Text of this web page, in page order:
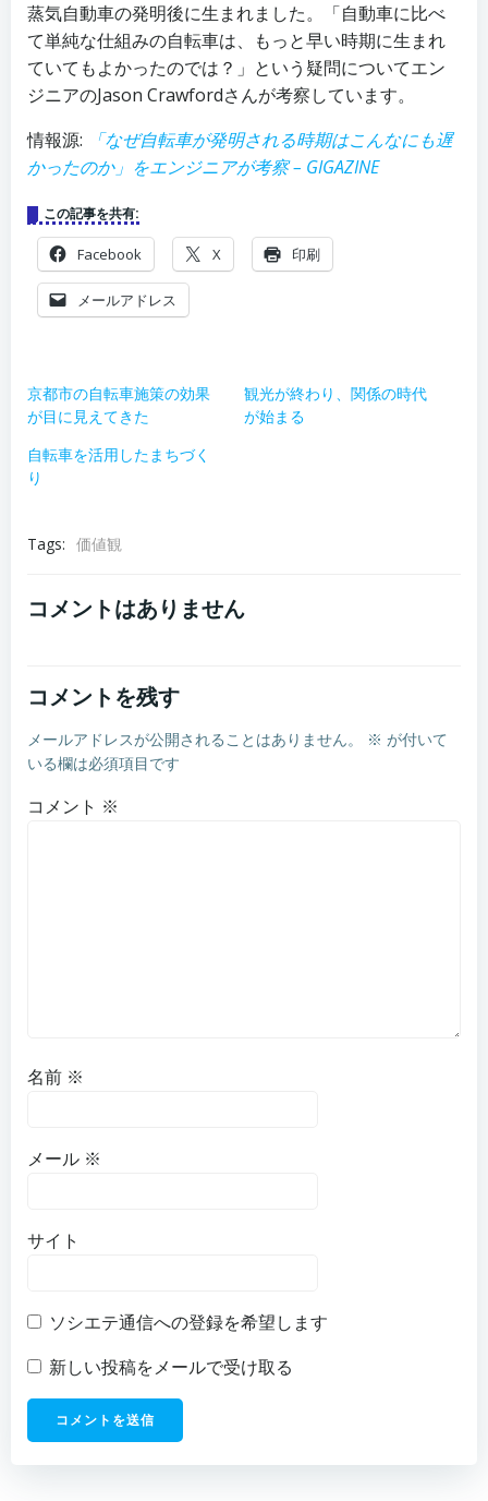
蒸気自動車の発明後に生まれました。「自動車に比べ
て単純な仕組みの自転車は、もっと早い時期に生まれ
ていてもよかったのでは？」という疑問についてエン
ジニアのJason Crawfordさんが考察しています。
情報源:
「なぜ自転車が発明される時期はこんなにも遅
かったのか」をエンジニアが考察 – GIGAZINE
この記事を共有:
Facebook X 印刷
メールアドレス
京都市の自転車施策の効果
が目に見えてきた
観光が終わり、関係の時代
が始まる
自転車を活用したまちづく
り
Tags: 価値観
コメントはありません
コメントを残す
メールアドレスが公開されることはありません。 ※ が付いて
いる欄は必須項目です
コメント ※
名前 ※
メール ※
サイト
ソシエテ通信への登録を希望します
新しい投稿をメールで受け取る